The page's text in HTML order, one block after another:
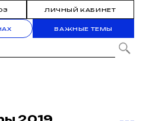
ЛИЧНЫЙ КАБИНЕТ
ВАЖНЫЕ ТЕМЫ